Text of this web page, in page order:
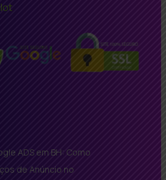
ADS em BH: Como
de Anúncio no